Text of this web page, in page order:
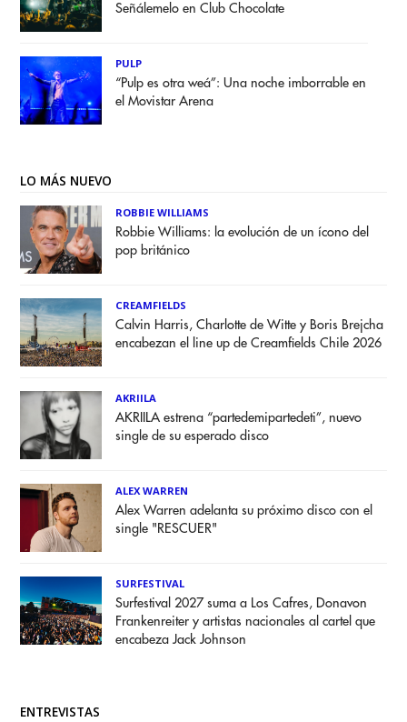
Señálemelo en Club Chocolate
PULP
“Pulp es otra weá”: Una noche imborrable en
el Movistar Arena
LO MÁS NUEVO
ROBBIE WILLIAMS
Robbie Williams: la evolución de un ícono del
pop británico
CREAMFIELDS
Calvin Harris, Charlotte de Witte y Boris Brejcha
encabezan el line up de Creamfields Chile 2026
AKRIILA
AKRIILA estrena “partedemipartedeti”, nuevo
single de su esperado disco
ALEX WARREN
Alex Warren adelanta su próximo disco con el
single "RESCUER"
SURFESTIVAL
Surfestival 2027 suma a Los Cafres, Donavon
Frankenreiter y artistas nacionales al cartel que
encabeza Jack Johnson
ENTREVISTAS